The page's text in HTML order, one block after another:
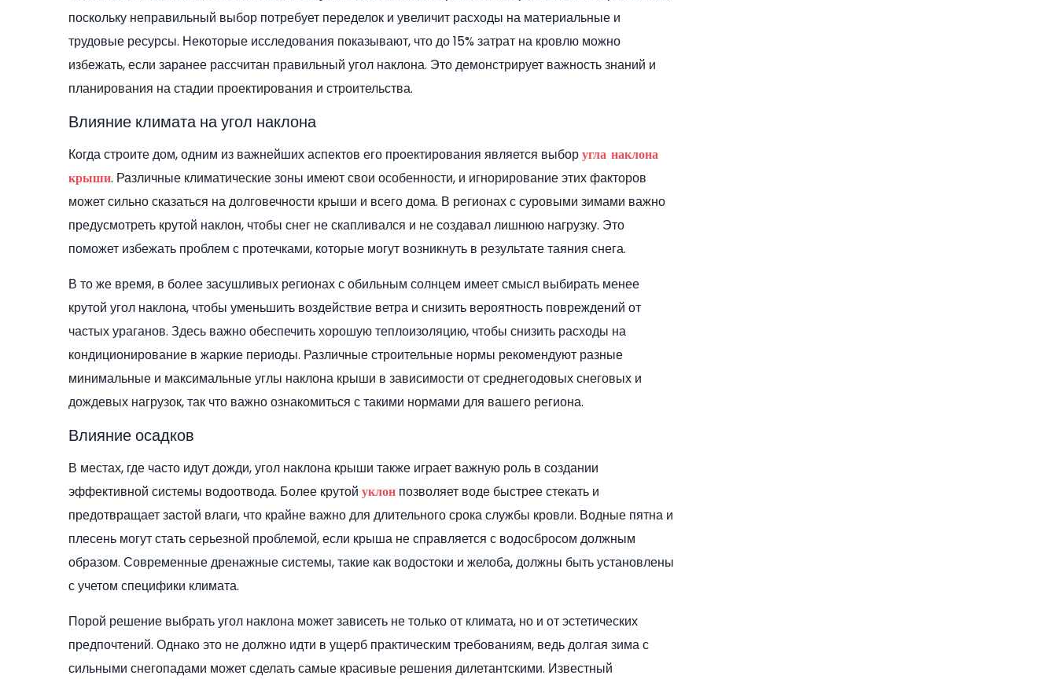
поскольку неправильный выбор потребует переделок и увеличит расходы на материальные и
трудовые ресурсы. Некоторые исследования показывают, что до 15% затрат на кровлю можно
избежать, если заранее рассчитан правильный угол наклона. Это демонстрирует важность знаний и
планирования на стадии проектирования и строительства.
Влияние климата на угол наклона
Когда строите дом, одним из важнейших аспектов его проектирования является выборугла наклона
крыши. Различные климатические зоны имеют свои особенности, и игнорирование этих факторов
может сильно сказаться на долговечности крыши и всего дома. В регионах с суровыми зимами важно
предусмотреть крутой наклон, чтобы снег не скапливался и не создавал лишнюю нагрузку. Это
поможет избежать проблем с протечками, которые могут возникнуть в результате таяния снега.
В то же время, в более засушливых регионах с обильным солнцем имеет смысл выбирать менее
крутой угол наклона, чтобы уменьшить воздействие ветра и снизить вероятность повреждений от
частых ураганов. Здесь важно обеспечить хорошую теплоизоляцию, чтобы снизить расходы на
кондиционирование в жаркие периоды. Различные строительные нормы рекомендуют разные
минимальные и максимальные углы наклона крыши в зависимости от среднегодовых снеговых и
дождевых нагрузок, так что важно ознакомиться с такими нормами для вашего региона.
Влияние осадков
В местах, где часто идут дожди, угол наклона крыши также играет важную роль в создании
эффективной системы водоотвода. Более крутой уклон позволяет воде быстрее стекать и
предотвращает застой влаги, что крайне важно для длительного срока службы кровли. Водные пятна и
плесень могут стать серьезной проблемой, если крыша не справляется с водосбросом должным
образом. Современные дренажные системы, такие как водостоки и желоба, должны быть установлены
с учетом специфики климата.
Порой решение выбрать угол наклона может зависеть не только от климата, но и от эстетических
предпочтений. Однако это не должно идти в ущерб практическим требованиям, ведь долгая зима с
сильными снегопадами может сделать самые красивые решения дилетантскими. Известный